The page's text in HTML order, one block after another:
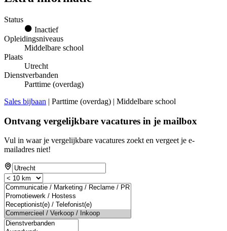
Status
Inactief
Opleidingsniveaus
Middelbare school
Plaats
Utrecht
Dienstverbanden
Parttime (overdag)
Sales bijbaan | Parttime (overdag) | Middelbare school
Ontvang vergelijkbare vacatures in je mailbox
Vul in waar je vergelijkbare vacatures zoekt en vergeet je e-
mailadres niet!